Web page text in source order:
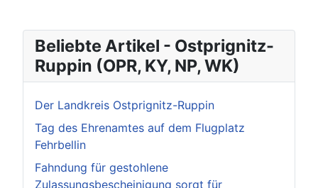
Beliebte Artikel - Ostprignitz-
Ruppin (OPR, KY, NP, WK)
Der Landkreis Ostprignitz-Ruppin
Tag des Ehrenamtes auf dem Flugplatz
Fehrbellin
Fahndung für gestohlene
Zulassungsbescheinigung sorgt für